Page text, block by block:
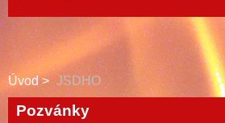
Úvod JSDHO
Pozvánky